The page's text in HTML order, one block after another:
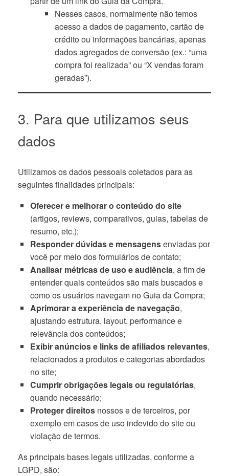
Nesses casos, normalmente não temos
acesso a dados de pagamento, cartão de
crédito ou informações bancárias, apenas
dados agregados de conversão (ex.: “uma
compra foi realizada” ou “X vendas foram
geradas”).
3. Para que utilizamos seus
dados
Utilizamos os dados pessoais coletados para as
seguintes finalidades principais:
Oferecer e melhorar o conteúdo do site
(artigos, reviews, comparativos, guias, tabelas de
resumo, etc.);
Responder dúvidas e mensagensenviadas por
você por meio dos formulários de contato;
Analisar métricas de uso e audiência, a fim de
entender quais conteúdos são mais buscados e
como os usuários navegam no Guia da Compra;
Aprimorar a experiência de navegação,
ajustando estrutura, layout, performance e
relevância dos conteúdos;
Exibir anúncios e links de afiliados relevantes,
relacionados a produtos e categorias abordados
no site;
Cumprir obrigações legais ou regulatórias,
quando necessário;
Proteger direitos nossos e de terceiros, por
exemplo em casos de uso indevido do site ou
violação de termos.
As principais bases legais utilizadas, conforme a
LGPD, são: